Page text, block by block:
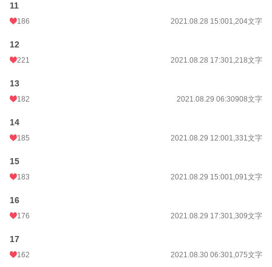
11
186 2021.08.28 15:001,204文字
12
221 2021.08.28 17:301,218文字
13
182 2021.08.29 06:30908文字
14
185 2021.08.29 12:001,331文字
15
183 2021.08.29 15:001,091文字
16
176 2021.08.29 17:301,309文字
17
162 2021.08.30 06:301,075文字